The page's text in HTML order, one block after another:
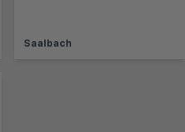
Saalbach